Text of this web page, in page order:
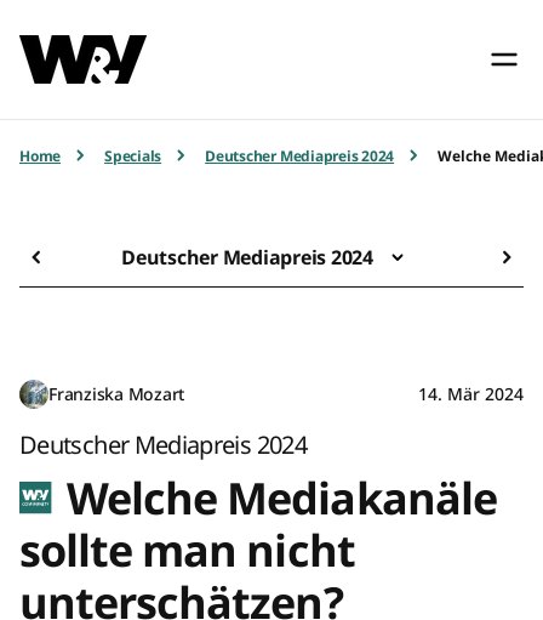
Home Specials Deutscher Mediapreis 2024 Welche
Deutscher Mediapreis 2024
Franziska Mozart 14. Mär 2024
Deutscher Mediapreis 2024
Welche Mediakanäle
sollte man nicht
unterschätzen?